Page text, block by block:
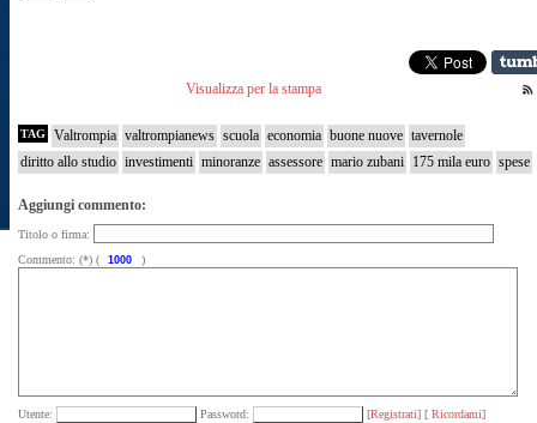
Visualizza per la stampa
TAG Valtrompia valtrompianews scuola economia buone nuove tavernole
diritto allo studio investimenti minoranze assessore mario zubani 175 mila euro spese
Aggiungi commento:
Titolo o firma:
Commento: (*) (
)
Utente: Password: [Registrati] [ Ricordami]